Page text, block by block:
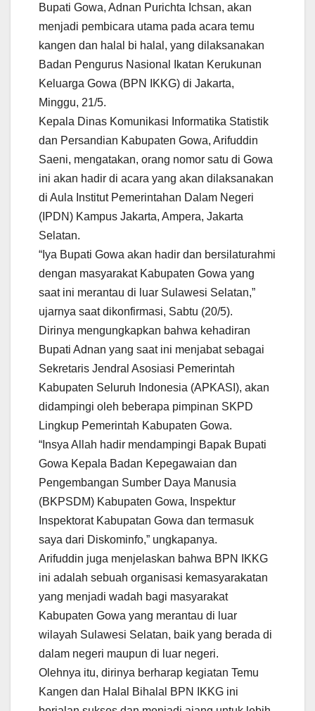
Bupati Gowa, Adnan Purichta Ichsan, akan
menjadi pembicara utama pada acara temu
kangen dan halal bi halal, yang dilaksanakan
Badan Pengurus Nasional Ikatan Kerukunan
Keluarga Gowa (BPN IKKG) di Jakarta,
Minggu, 21/5.
Kepala Dinas Komunikasi Informatika Statistik
dan Persandian Kabupaten Gowa, Arifuddin
Saeni, mengatakan, orang nomor satu di Gowa
ini akan hadir di acara yang akan dilaksanakan
di Aula Institut Pemerintahan Dalam Negeri
(IPDN) Kampus Jakarta, Ampera, Jakarta
Selatan.
“Iya Bupati Gowa akan hadir dan bersilaturahmi
dengan masyarakat Kabupaten Gowa yang
saat ini merantau di luar Sulawesi Selatan,”
ujarnya saat dikonfirmasi, Sabtu (20/5).
Dirinya mengungkapkan bahwa kehadiran
Bupati Adnan yang saat ini menjabat sebagai
Sekretaris Jendral Asosiasi Pemerintah
Kabupaten Seluruh Indonesia (APKASI), akan
didampingi oleh beberapa pimpinan SKPD
Lingkup Pemerintah Kabupaten Gowa.
“Insya Allah hadir mendampingi Bapak Bupati
Gowa Kepala Badan Kepegawaian dan
Pengembangan Sumber Daya Manusia
(BKPSDM) Kabupaten Gowa, Inspektur
Inspektorat Kabupatan Gowa dan termasuk
saya dari Diskominfo,” ungkapanya.
Arifuddin juga menjelaskan bahwa BPN IKKG
ini adalah sebuah organisasi kemasyarakatan
yang menjadi wadah bagi masyarakat
Kabupaten Gowa yang merantau di luar
wilayah Sulawesi Selatan, baik yang berada di
dalam negeri maupun di luar negeri.
Olehnya itu, dirinya berharap kegiatan Temu
Kangen dan Halal Bihalal BPN IKKG ini